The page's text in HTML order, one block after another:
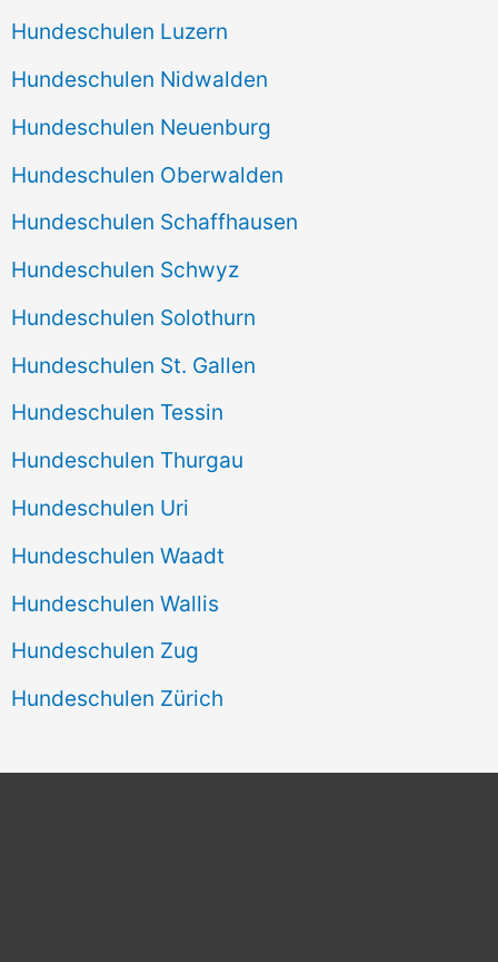
Hundeschulen Luzern
Hundeschulen Nidwalden
Hundeschulen Neuenburg
Hundeschulen Oberwalden
Hundeschulen Schaffhausen
Hundeschulen Schwyz
Hundeschulen Solothurn
Hundeschulen St. Gallen
Hundeschulen Tessin
Hundeschulen Thurgau
Hundeschulen Uri
Hundeschulen Waadt
Hundeschulen Wallis
Hundeschulen Zug
Hundeschulen Zürich